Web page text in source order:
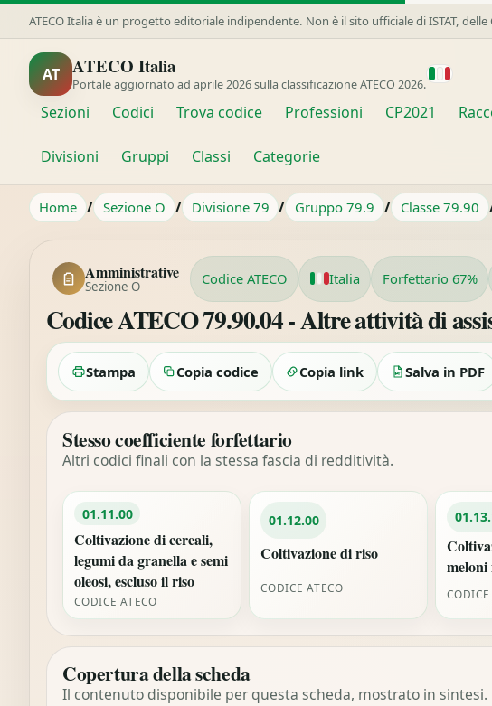
ATECO Italia è un progetto editoriale indipendente. Non è il sito ufficiale di ISTAT,
AT ATECO Italia
Portale aggiornato ad aprile 2026 sulla classificazione ATECO 2026.
Sezioni Codici Trova codice Professioni CP2021
Divisioni Gruppi Classi Categorie
Home / Sezione O / Divisione 79 / Gruppo 79.9 / Classe 79.90
Amministrative
Sezione O Codice ATECO Italia Forfettario 67%
Codice ATECO 79.90.04 - Altre attività di
Stampa Copia codice Copia link Salva in PDF
Stesso coefficiente forfettario
Altri codici finali con la stessa fascia di redditività.
01.11.00
Coltivazione di cereali,
legumi da granella e semi
oleosi, escluso il riso
CODICE ATECO
01.12.00
Coltivazione di riso
CODICE ATECO CODICE
Copertura della scheda
Il contenuto disponibile per questa scheda, mostrato in sintesi.